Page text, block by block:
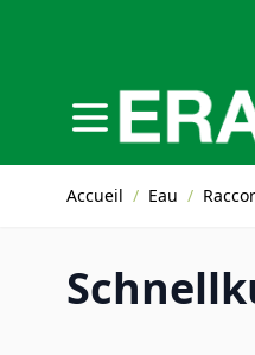
Accueil / Eau /